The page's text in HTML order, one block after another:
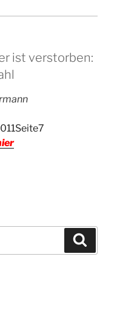
ist verstorben: